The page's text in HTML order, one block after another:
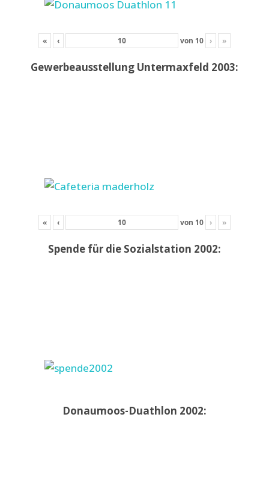
« ‹ von 10 › »
Gewerbeausstellung Untermaxfeld 2003:
« ‹ von 10 › »
Spende für die Sozialstation 2002:
Donaumoos-Duathlon 2002: